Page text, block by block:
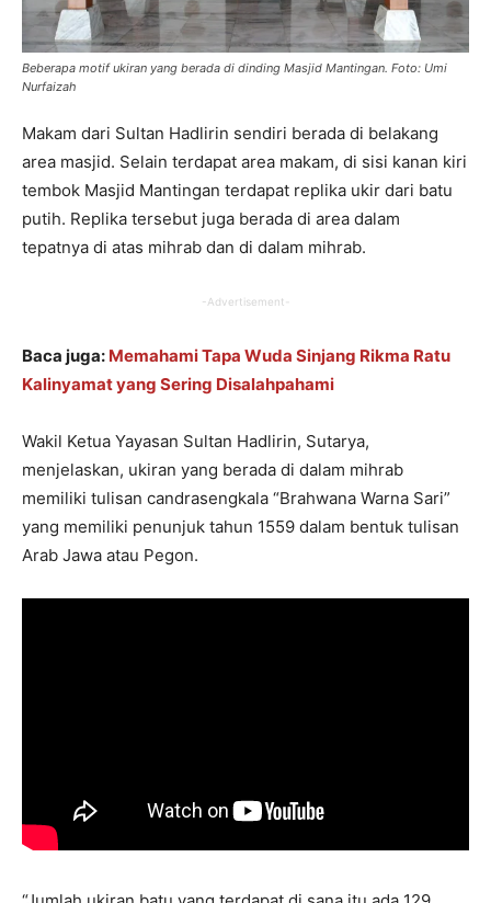
Beberapa motif ukiran yang berada di dinding Masjid Mantingan. Foto: Umi
Nurfaizah
Makam dari Sultan Hadlirin sendiri berada di belakang
area masjid. Selain terdapat area makam, di sisi kanan kiri
tembok Masjid Mantingan terdapat replika ukir dari batu
putih. Replika tersebut juga berada di area dalam
tepatnya di atas mihrab dan di dalam mihrab.
-Advertisement-
Baca juga: Memahami Tapa Wuda Sinjang Rikma Ratu
Kalinyamat yang Sering Disalahpahami
Wakil Ketua Yayasan Sultan Hadlirin, Sutarya,
menjelaskan, ukiran yang berada di dalam mihrab
memiliki tulisan candrasengkala “Brahwana Warna Sari”
yang memiliki penunjuk tahun 1559 dalam bentuk tulisan
Arab Jawa atau Pegon.